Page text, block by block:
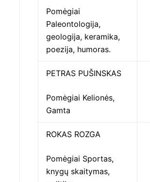
Pomėgiai
Paleontologija,
geologija, keramika,
poezija, humoras.
PETRAS PUŠINSKAS
Pomėgiai Kelionės,
Gamta
ROKAS ROZGA
Pomėgiai Sportas,
knygų skaitymas,